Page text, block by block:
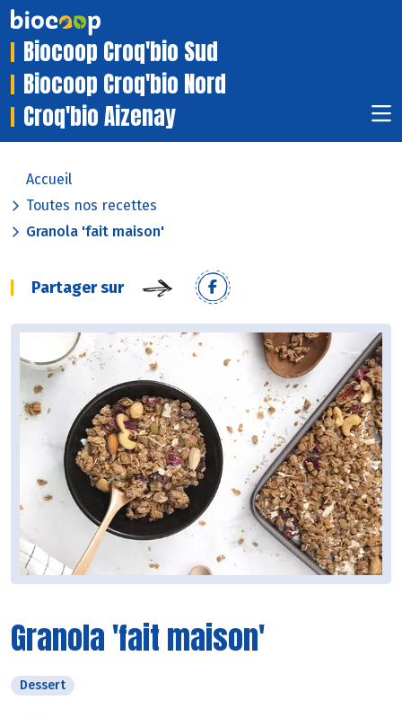
Biocoop Croq'bio Sud
Biocoop Croq'bio Nord
Croq'bio Aizenay
Accueil
Toutes nos recettes
Granola 'fait maison'
Partager sur
Granola 'fait maison'
Dessert